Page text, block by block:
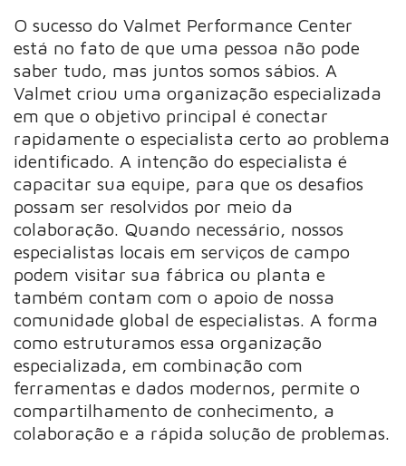
O sucesso do Valmet Performance Center
está no fato de que uma pessoa não pode
saber tudo, mas juntos somos sábios. A
Valmet criou uma organização especializada
em que o objetivo principal é conectar
rapidamente o especialista certo ao problema
identificado. A intenção do especialista é
capacitar sua equipe, para que os desafios
possam ser resolvidos por meio da
colaboração. Quando necessário, nossos
especialistas locais em serviços de campo
podem visitar sua fábrica ou planta e
também contam com o apoio de nossa
comunidade global de especialistas. A forma
como estruturamos essa organização
especializada, em combinação com
ferramentas e dados modernos, permite o
compartilhamento de conhecimento, a
colaboração e a rápida solução de problemas.